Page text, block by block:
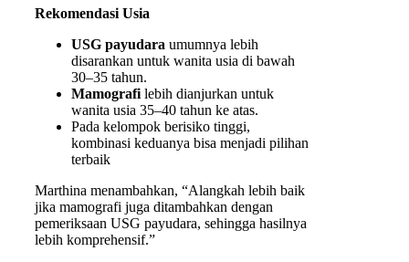
Rekomendasi Usia
USG payudara umumnya lebih
disarankan untuk wanita usia di bawah
30–35 tahun.
Mamografi lebih dianjurkan untuk
wanita usia 35–40 tahun ke atas.
Pada kelompok berisiko tinggi,
kombinasi keduanya bisa menjadi pilihan
terbaik
Marthina menambahkan, “Alangkah lebih baik
jika mamografi juga ditambahkan dengan
pemeriksaan USG payudara, sehingga hasilnya
lebih komprehensif.”